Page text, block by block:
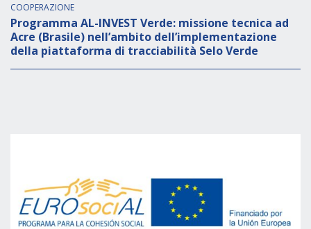
COOPERAZIONE
Programma AL-INVEST Verde: missione tecnica ad
Acre (Brasile) nell’ambito dell’implementazione
della piattaforma di tracciabilità Selo Verde